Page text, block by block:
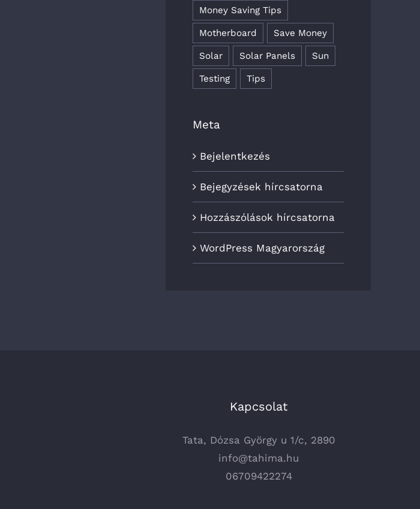
Money Saving Tips
Motherboard Save Money
Solar Solar Panels Sun
Testing Tips
Meta
Bejelentkezés
Bejegyzések hírcsatorna
Hozzászólások hírcsatorna
WordPress Magyarország
Kapcsolat
Tata, Dózsa György u 1/c, 2890
info@tahima.hu
06709422274